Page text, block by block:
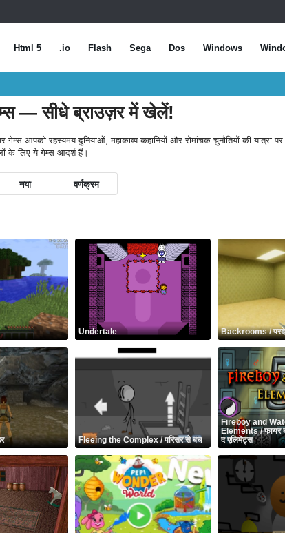
Html 5 .io Flash Sega Dos Windows
— सीधे ब्राउज़र में खेलें!
गेम्स आपको रहस्यमय दुनियाओं, महाकाव्य कहानियों और रोमांचक चुनौतियों की
के लिए ये गेम्स आदर्श हैं।
नया वर्णक्रम
Undertale Backrooms /
Fleeing the Complex / परिसर से बच
Fireboy and
Elements / फायर
द एलिमेंट्स